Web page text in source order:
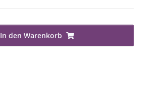
In den Warenkorb